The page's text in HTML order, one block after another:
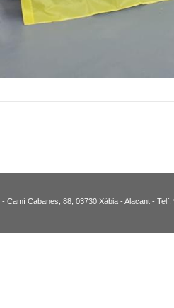
Camí Cabanes, 88, 03730 Xàbia - Alacant -